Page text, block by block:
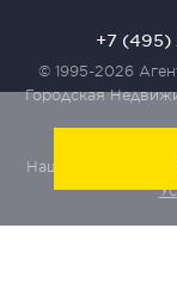
© 1995-2026
Городская
Наш сайт защищен
+7